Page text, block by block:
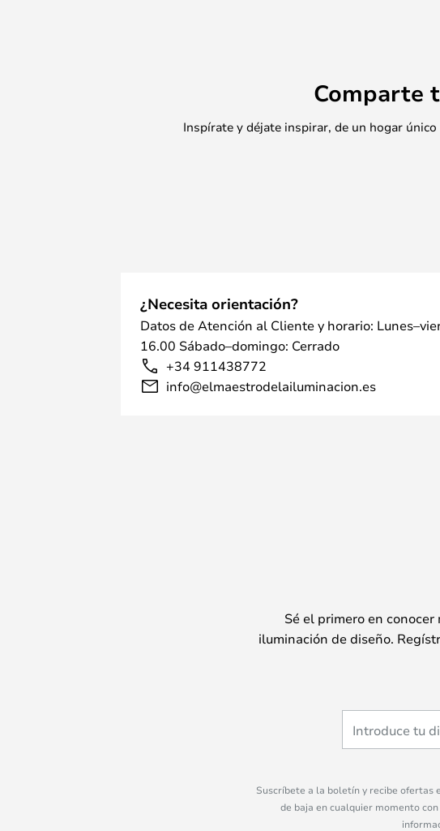
Comparte
Inspírate y déjate inspirar, de un hogar
¿Necesita orientación?
Datos de Atención al Cliente y horario:
16.00 Sábado–domingo: Cerrado
+34 911438772
info@elmaestrodelailuminacion.es
Sé el primero en
iluminación de diseño.
Suscríbete a la boletín y recibe ofertas
de baja en cualquier momento